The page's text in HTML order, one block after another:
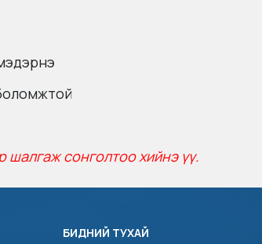
шалгаж сонголтоо хийнэ үү.
БИДНИЙ ТУХАЙ